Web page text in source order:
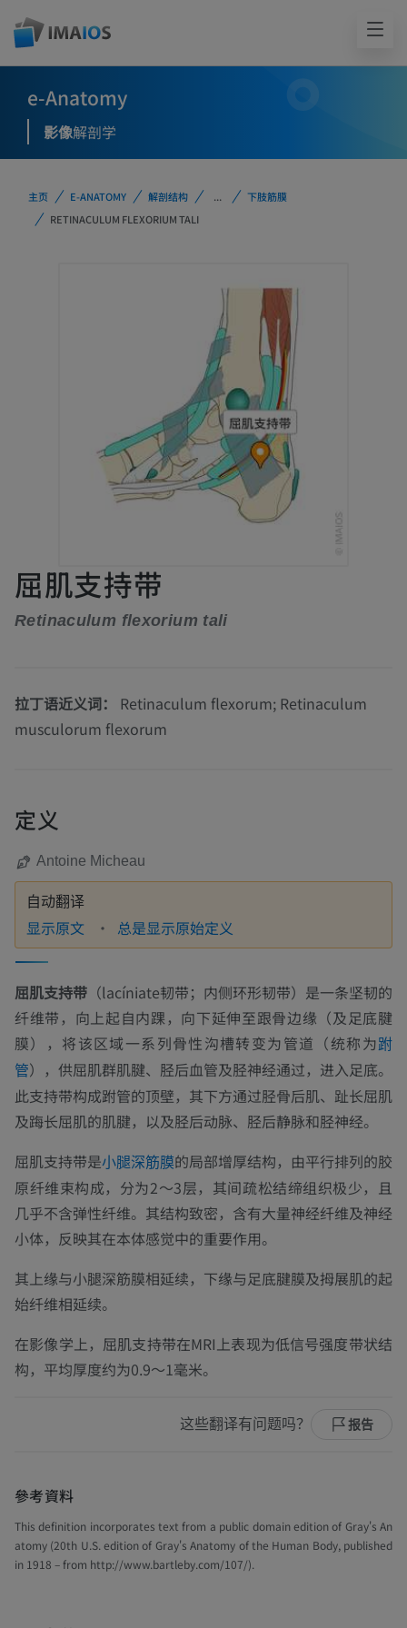
e-Anatomy
影像解剖学
主页 E-ANATOMY 解剖结构 ...
下肢筋膜
RETINACULUM FLEXORIUM TALI
屈肌支持带
Retinaculum flexorium tali
拉丁语近义词：
Retinaculum flexorum; Retinaculum
musculorum flexorum
定义
Antoine Micheau
自动翻译
显示原文 总是显示原始定义
屈肌支持带 （lacíniate韧带；内侧环形韧带）是一条坚韧的
纤维带，向上起自内踝，向下延伸至跟骨边缘（及足底腱
膜），将该区域一系列骨性沟槽转变为管道（统称为跗
管），供屈肌群肌腱、胫后血管及胫神经通过，进入足底。
此支持带构成跗管的顶壁，其下方通过胫骨后肌、趾长屈肌
及踇长屈肌的肌腱，以及胫后动脉、胫后静脉和胫神经。
屈肌支持带是小腿深筋膜的局部增厚结构，由平行排列的胶
原纤维束构成，分为2～3层，其间疏松结缔组织极少，且
几乎不含弹性纤维。其结构致密，含有大量神经纤维及神经
小体，反映其在本体感觉中的重要作用。
其上缘与小腿深筋膜相延续，下缘与足底腱膜及拇展肌的起
始纤维相延续。
在影像学上，屈肌支持带在MRI上表现为低信号强度带状结
构，平均厚度约为0.9～1毫米。
这些翻译有问题吗？ 报告
參考資料
This definition incorporates text from a public domain edition of Gray's An
atomy (20th U.S. edition of Gray's Anatomy of the Human Body, published
in 1918 – from http://www.bartleby.com/107/).